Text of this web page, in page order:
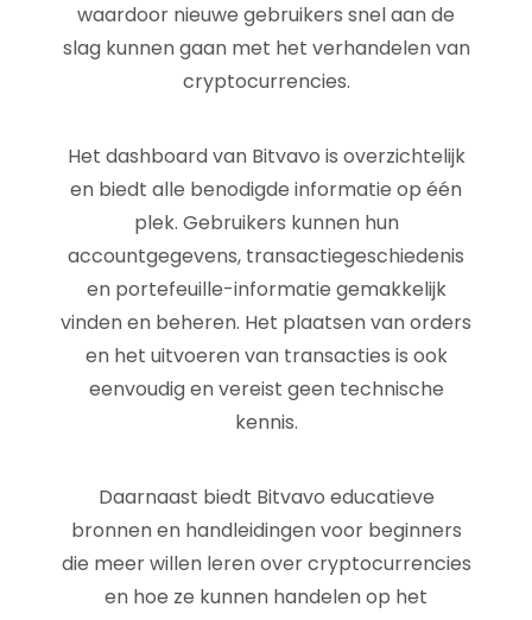
waardoor nieuwe gebruikers snel aan de
slag kunnen gaan met het verhandelen van
cryptocurrencies.
Het dashboard van Bitvavo is overzichtelijk
en biedt alle benodigde informatie op één
plek. Gebruikers kunnen hun
accountgegevens, transactiegeschiedenis
en portefeuille-informatie gemakkelijk
vinden en beheren. Het plaatsen van orders
en het uitvoeren van transacties is ook
eenvoudig en vereist geen technische
kennis.
Daarnaast biedt Bitvavo educatieve
bronnen en handleidingen voor beginners
die meer willen leren over cryptocurrencies
en hoe ze kunnen handelen op het